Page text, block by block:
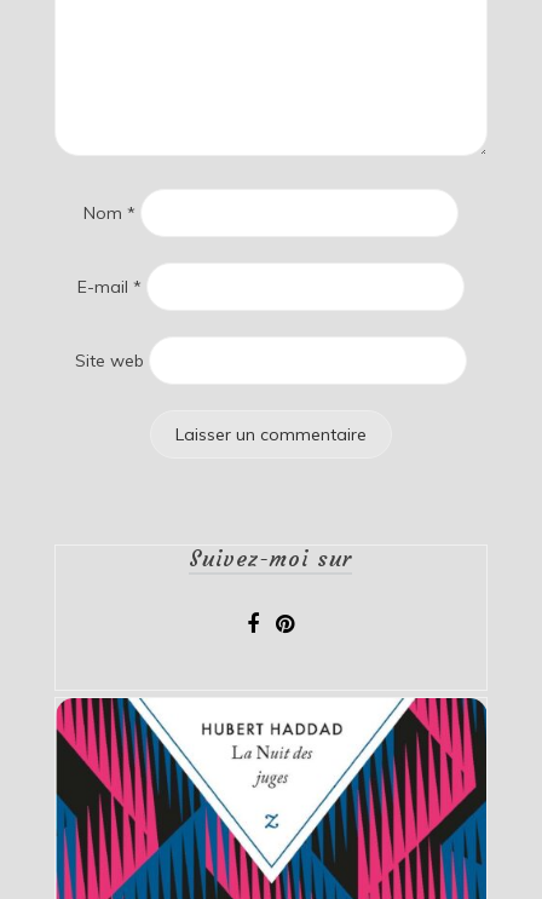
Nom *
E-mail *
Site web
Suivez-moi sur